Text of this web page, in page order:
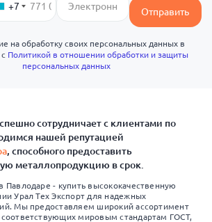
+7 Отправить
на обработку своих персональных данных в
Политикой в отношении обработки и защиты
персональных данных
сотрудничает с клиентами по
нашей репутацией
, способного предоставить
металлопродукцию в срок.
- купить высококачественную
Урал Тех Экспорт для надежных
Мы предоставляем широкий ассортимент
мировым стандартам ГОСТ,